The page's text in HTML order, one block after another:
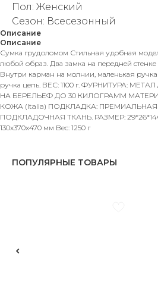
Пол: Женский
Сезон: Всесезонный
Описание
Описание
Сумка грудоломом Стильная удобная
любой образ. Два замка на передней стенке
Внутри карман на молнии, маленькая
ручка цепь. ВЕС: 1100 г. ФУРНИТУРА:
НА БЕРЕЛЬЕФ ДО 30 КИЛОГРАММ
КОЖА (Italia) ПОДКЛАДКА:
ПОДКЛАДОЧНАЯ ТКАНЬ. РАЗМЕР:
130x370x470 мм Вес: 1250 г
ПОПУЛЯРНЫЕ ТОВАРЫ